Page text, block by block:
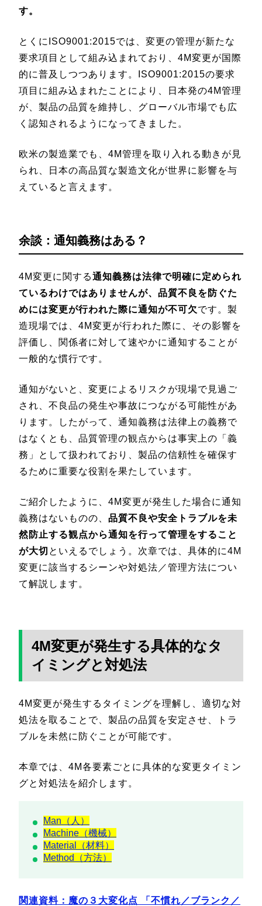
す。
とくにISO9001:2015では、変更の管理が新たな
要求項目として組み込まれており、4M変更が国際
的に普及しつつあります。ISO9001:2015の要求
項目に組み込まれたことにより、日本発の4M管理
が、製品の品質を維持し、グローバル市場でも広
く認知されるようになってきました。
欧米の製造業でも、4M管理を取り入れる動きが見
られ、日本の高品質な製造文化が世界に影響を与
えていると言えます。
余談：通知義務はある？
4M変更に関する通知義務は法律で明確に定められ
ているわけではありませんが、品質不良を防ぐた
めには変更が行われた際に通知が不可欠です。製
造現場では、4M変更が行われた際に、その影響を
評価し、関係者に対して速やかに通知することが
一般的な慣行です。
通知がないと、変更によるリスクが現場で見過ご
され、不良品の発生や事故につながる可能性があ
ります。したがって、通知義務は法律上の義務で
はなくとも、品質管理の観点からは事実上の「義
務」として扱われており、製品の信頼性を確保す
るために重要な役割を果たしています。
ご紹介したように、4M変更が発生した場合に通知
義務はないものの、 品質不良や安全トラブルを未
然防止する観点から通知を行って管理をすること
が大切 といえるでしょう。次章では、具体的に4M
変更に該当するシーンや対処法／管理方法につい
て解説します。
4M変更が発生する具体的なタ
イミングと対処法
4M変更が発生するタイミングを理解し、適切な対
処法を取ることで、製品の品質を安定させ、トラ
ブルを未然に防ぐことが可能です。
本章では、4M各要素ごとに具体的な変更タイミン
グと対処法を紹介します。
Man（人）
Machine（機械）
Material（材料）
Method（方法）
関連資料：魔の３大変化点 「不慣れ／ブランク／